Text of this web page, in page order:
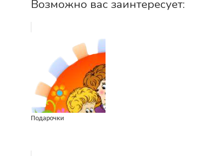
Возможно вас заинтересует:
Подарочки